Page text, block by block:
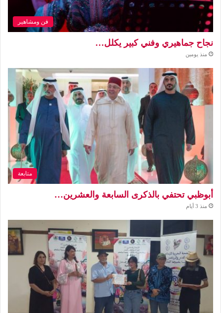
فن ومشاهير
نجاح جماهيري وفني كبير يكلل…
منذ يومين
متابعة
أبوظبي تحتفي بالذكرى السابعة والعشرين…
منذ 3 أيام